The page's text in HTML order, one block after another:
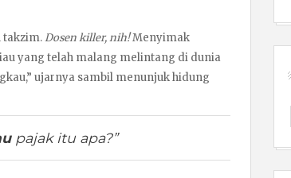
takzim.Dosen killer, nih!Menyimak
yang telah malang melintang di dunia
ujarnya sambil menunjuk hidung
pajak itu apa?”